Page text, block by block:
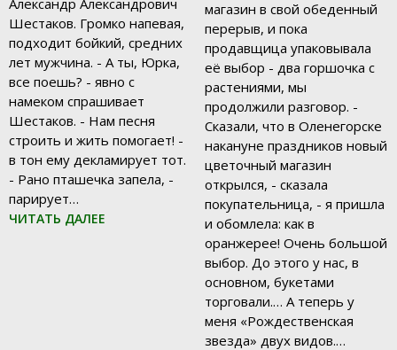
Шестаков. Громко напевая,
подходит бойкий, средних
лет мужчина. - А ты, Юрка,
все поешь? - явно с
намеком спрашивает
Шестаков. - Нам песня
строить и жить помогает! -
в тон ему декламирует тот.
- Рано пташечка запела, -
парирует…
ЧИТАТЬ ДАЛЕЕ
магазин в свой обеденный
перерыв, и пока
продавщица упаковывала
её выбор - два горшочка с
растениями, мы
продолжили разговор. -
Сказали, что в Оленегорске
накануне праздников новый
цветочный магазин
открылся, - сказала
покупательница, - я пришла
и обомлела: как в
оранжерее! Очень большой
выбор. До этого у нас, в
основном, букетами
торговали.… А теперь у
меня «Рождественская
звезда» двух видов.…